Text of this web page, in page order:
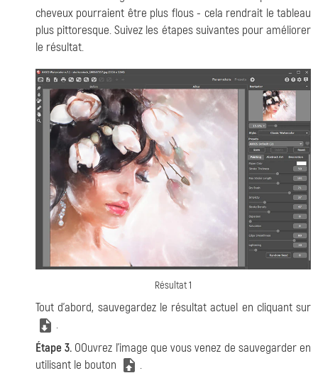
cheveux pourraient être plus flous - cela rendrait le tableau
plus pittoresque. Suivez les étapes suivantes pour améliorer
le résultat.
Résultat 1
Tout d'abord, sauvegardez le résultat actuel en cliquant sur
.
Étape 3. OOuvrez l'image que vous venez de sauvegarder en
utilisant le bouton
.